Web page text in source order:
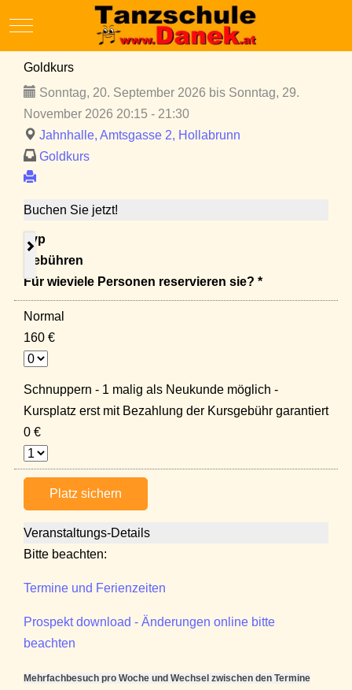
Mobile Menu Toggle
Goldkurs
Sonntag, 20. September 2026 bis Sonntag, 29.
November 2026 20:15 - 21:30
Jahnhalle, Amtsgasse 2, Hollabrunn
Goldkurs
Buchen Sie jetzt!
Typ
Gebühren
Für wieviele Personen reservieren sie? *
Normal
160 €
Schnuppern - 1 malig als Neukunde möglich -
Kursplatz erst mit Bezahlung der Kursgebühr garantiert
0 €
Platz sichern
Veranstaltungs-Details
Bitte beachten:
Termine und Ferienzeiten
Prospekt download - Änderungen online bitte
beachten
Mehrfachbesuch pro Woche und Wechsel zwischen den Termine